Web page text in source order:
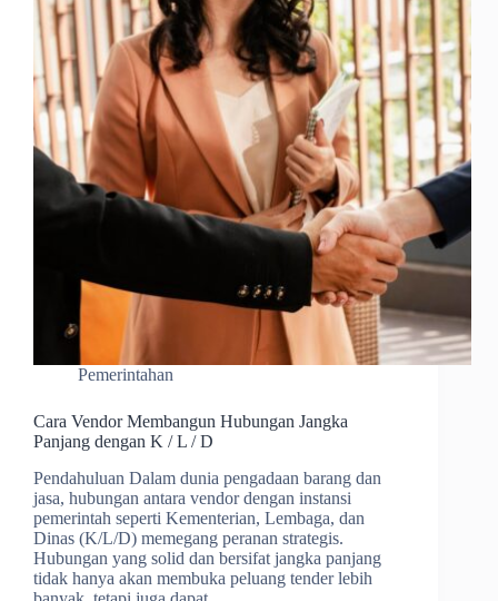
Pemerintahan
Cara Vendor Membangun Hubungan Jangka
Panjang dengan K / L / D
Pendahuluan Dalam dunia pengadaan barang dan
jasa, hubungan antara vendor dengan instansi
pemerintah seperti Kementerian, Lembaga, dan
Dinas (K/L/D) memegang peranan strategis.
Hubungan yang solid dan bersifat jangka panjang
tidak hanya akan membuka peluang tender lebih